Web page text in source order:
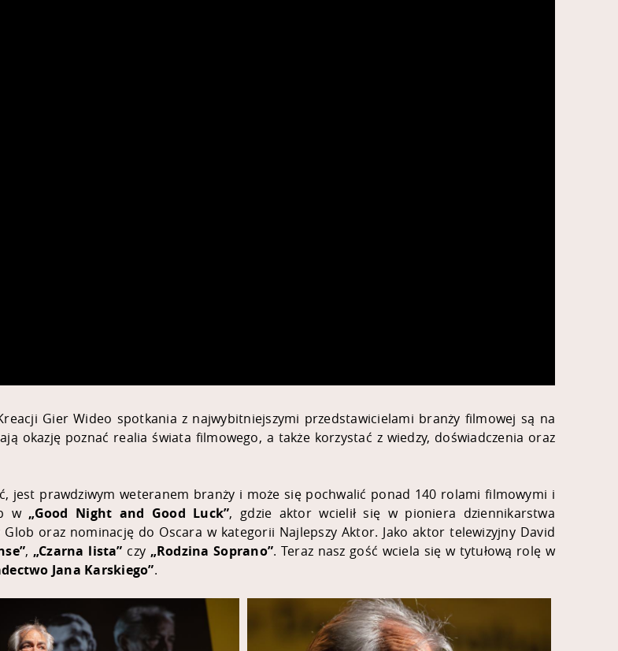
Gier Wideo spotkania z najwybitniejszymi przedstawicielami branży filmowej są na
okazję poznać realia świata filmowego, a także korzystać z wiedzy, doświadczenia oraz
jest prawdziwym weteranem branży i może się pochwalić ponad 140 rolami filmowymi i
w „Good Night and Good Luck”, gdzie aktor wcielił się w pioniera dziennikarstwa
oraz nominację do Oscara w kategorii Najlepszy Aktor. Jako aktor telewizyjny David
, „Czarna lista” czy „Rodzina Soprano”. Teraz nasz gość wciela się w tytułową rolę w
Jana Karskiego”.